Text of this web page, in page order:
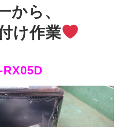
から、
け作業